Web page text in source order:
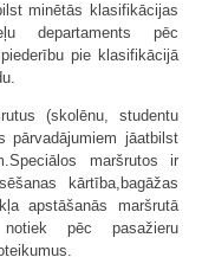
minētās klasifikācijas
departaments pēc
pie klasifikācijā
(skolēnu, studentu
pārvadājumiem jāatbilst
maršrutos ir
kārtība,bagāžas
apstāšanās maršrutā
pēc pasažieru